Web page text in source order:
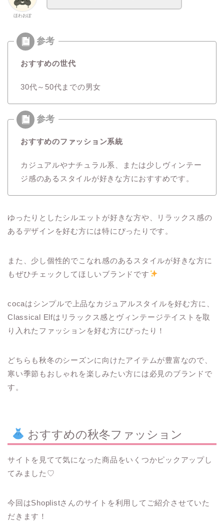
ほわおぽ
おすすめの世代
30代～50代までの男女
おすすめのファッション系統
カジュアルやナチュラル系、または少しヴィンテー
ジ感のあるスタイルが好きな方におすすめです。
ゆったりとしたシルエットが好きな方や、リラックス感の
あるデザインを好む方には特にぴったりです。
また、少し個性的でこなれ感のあるスタイルが好きな方に
もぜひチェックしてほしいブランドです
cocaはシンプルで上品なカジュアルスタイルを好む方に、
Classical Elfはリラックス感とヴィンテージテイストを取
り入れたファッションを好む方にぴったり！
どちらも秋冬のシーズンに向けたアイテムが豊富なので、
寒い季節もおしゃれを楽しみたい方には必見のブランドで
す。
おすすめの秋冬ファッション
サイトを見てて気になった商品をいくつかピックアップし
てみました♡
今回はShoplistさんのサイトを利用してご紹介させていた
だきます！